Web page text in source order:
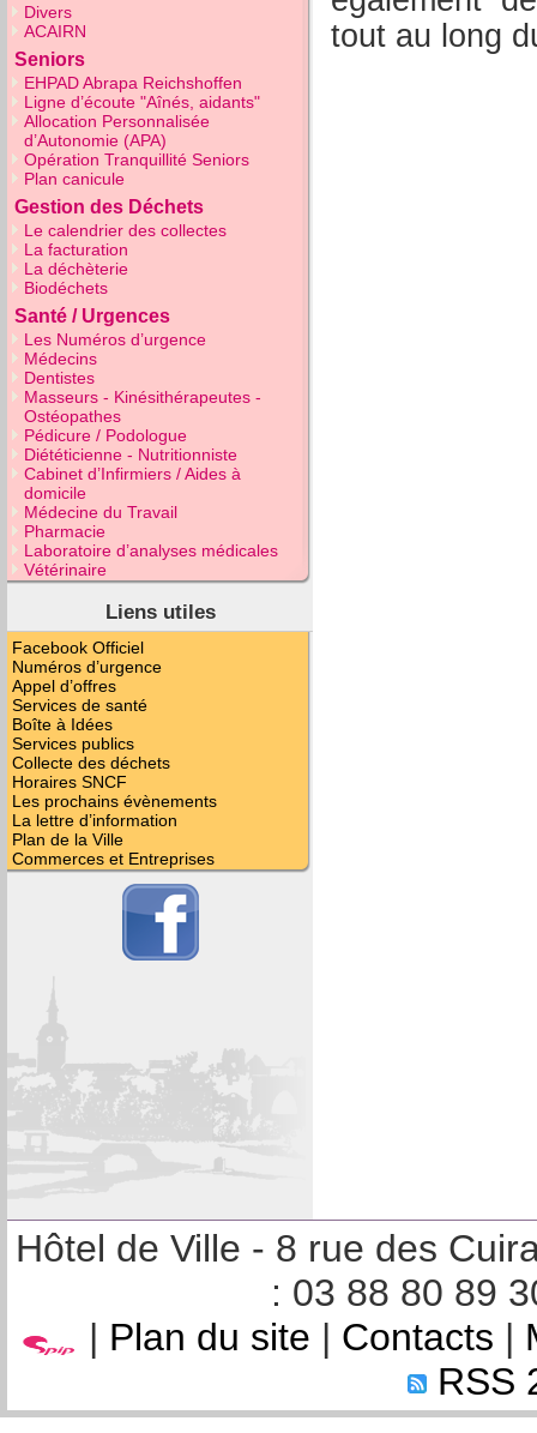
tout au long
Divers
ACAIRN
Seniors
EHPAD Abrapa Reichshoffen
Ligne d’écoute "Aînés, aidants"
Allocation Personnalisée
d’Autonomie (APA)
Opération Tranquillité Seniors
Plan canicule
Gestion des Déchets
Le calendrier des collectes
La facturation
La déchèterie
Biodéchets
Santé / Urgences
Les Numéros d’urgence
Médecins
Dentistes
Masseurs - Kinésithérapeutes -
Ostéopathes
Pédicure / Podologue
Diététicienne - Nutritionniste
Cabinet d’Infirmiers / Aides à
domicile
Médecine du Travail
Pharmacie
Laboratoire d’analyses médicales
Vétérinaire
Liens utiles
Facebook Officiel
Numéros d’urgence
Appel d’offres
Services de santé
Boîte à Idées
Services publics
Collecte des déchets
Horaires SNCF
Les prochains évènements
La lettre d’information
Plan de la Ville
Commerces et Entreprises
Hôtel de Ville - 8 rue des
: 03 88 80 89
| Plan du site | Contacts |
RSS